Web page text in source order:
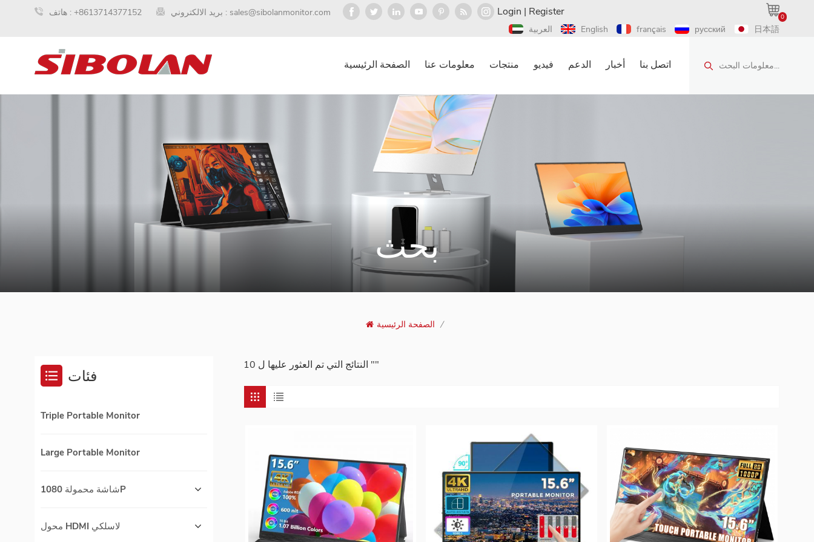
هاتف : +8613714377152 بريد الالكتروني : sales@sibolanmonitor.com 0
Login | Register
العربية English français русский 日本語
معلومات البحث... الصفحة الرئيسية معلومات عنا منتجات فيديو الدعم أخبار اتصل بنا
بحث
الصفحة الرئيسية /
10 النتائج التي تم العثور عليها ل "" فئات
Triple Portable Monitor
Large Portable Monitor
شاشة محمولة 1080P
محول HDMI لاسلكي